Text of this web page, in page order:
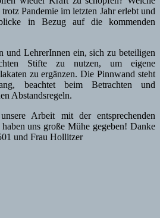
Pandemie im letzten Jahr erlebt und
in Bezug auf die kommenden
und LehrerInnen ein, sich zu beteiligen
Stifte zu nutzen, um eigene
zu ergänzen. Die Pinnwand steht
beachtet beim Betrachten und
Abstandsregeln.
Arbeit mit der entsprechenden
uns große Mühe gegeben! Danke
und Frau Hollitzer